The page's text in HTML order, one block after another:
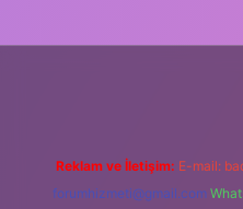
Reklam ve İletişim: E-mail:
forumhizmeti@gmail.com